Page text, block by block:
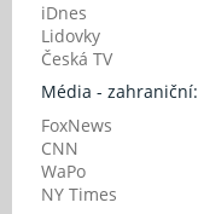
iDnes
Lidovky
Česká TV
Média - zahraniční:
FoxNews
CNN
WaPo
NY Times